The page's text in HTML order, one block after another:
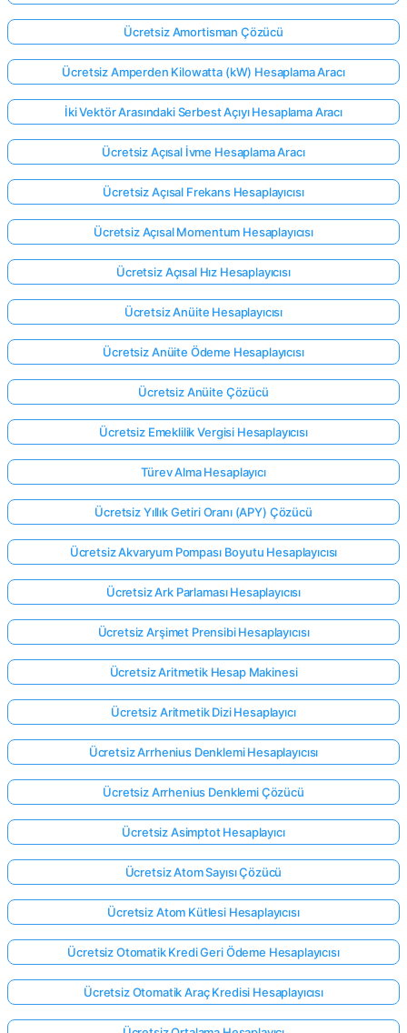
Ücretsiz Amortisman Çözücü
Ücretsiz Amperden Kilowatta (kW) Hesaplama Aracı
İki Vektör Arasındaki Serbest Açıyı Hesaplama Aracı
Ücretsiz Açısal İvme Hesaplama Aracı
Ücretsiz Açısal Frekans Hesaplayıcısı
Ücretsiz Açısal Momentum Hesaplayıcısı
Ücretsiz Açısal Hız Hesaplayıcısı
Ücretsiz Anüite Hesaplayıcısı
Ücretsiz Anüite Ödeme Hesaplayıcısı
Ücretsiz Anüite Çözücü
Ücretsiz Emeklilik Vergisi Hesaplayıcısı
Türev Alma Hesaplayıcı
Ücretsiz Yıllık Getiri Oranı (APY) Çözücü
Ücretsiz Akvaryum Pompası Boyutu Hesaplayıcısı
Ücretsiz Ark Parlaması Hesaplayıcısı
Ücretsiz Arşimet Prensibi Hesaplayıcısı
Ücretsiz Aritmetik Hesap Makinesi
Ücretsiz Aritmetik Dizi Hesaplayıcı
Ücretsiz Arrhenius Denklemi Hesaplayıcısı
Ücretsiz Arrhenius Denklemi Çözücü
Ücretsiz Asimptot Hesaplayıcı
Ücretsiz Atom Sayısı Çözücü
Ücretsiz Atom Kütlesi Hesaplayıcısı
Ücretsiz Otomatik Kredi Geri Ödeme Hesaplayıcısı
Ücretsiz Otomatik Araç Kredisi Hesaplayıcısı